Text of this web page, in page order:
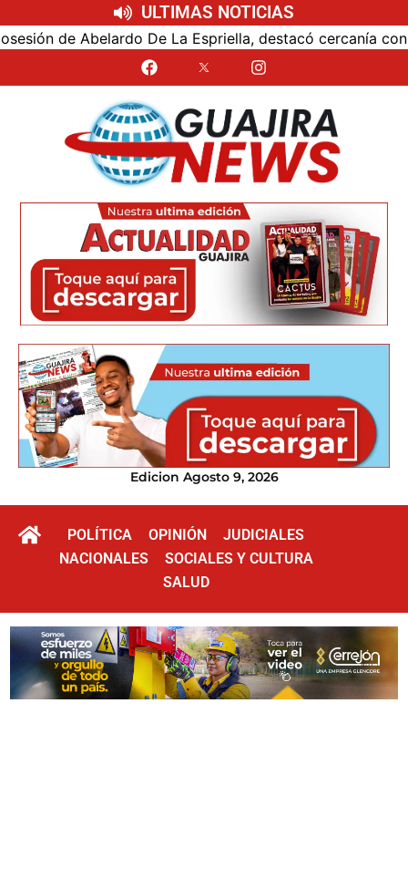
ULTIMAS NOTICIAS
de Abelardo De La Espriella, destacó cercanía con el
Edicion Agosto 9, 2026
POLÍTICA OPINIÓN
JUDICIALES
NACIONALES
SOCIALES Y CULTURA
SALUD